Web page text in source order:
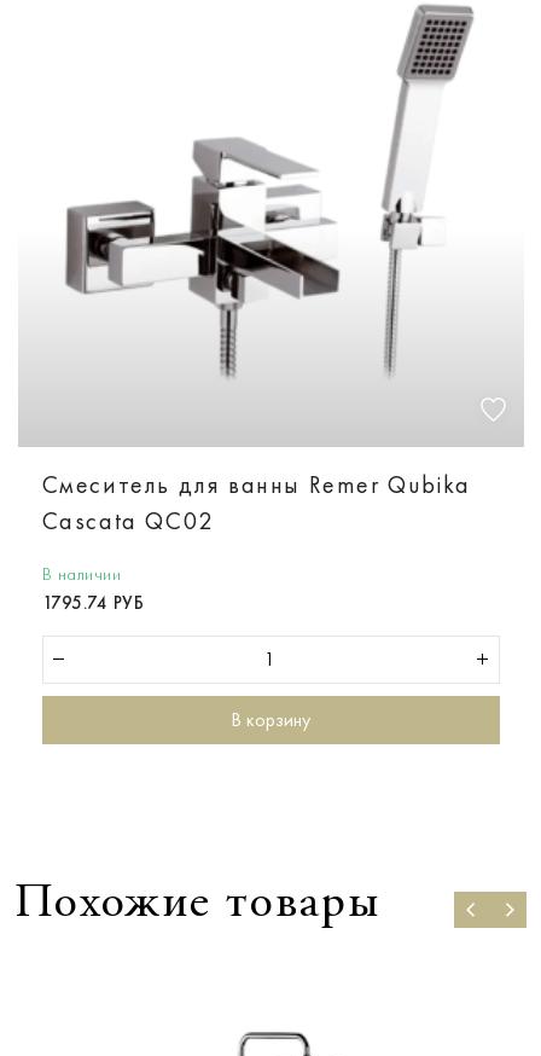
Смеситель для ванны Remer Qubika
Cascata QC02
В наличии
1795.74 РУБ
В корзину
Похожие товары